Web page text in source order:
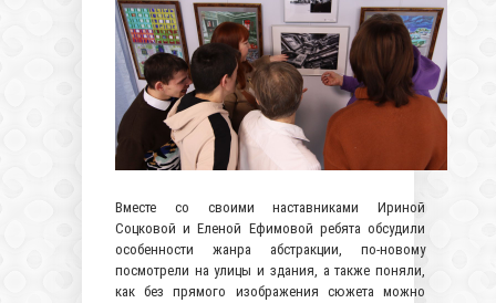
Вместе со своими наставниками Ириной
Соцковой и Еленой Ефимовой ребята обсудили
особенности жанра абстракции, по-новому
посмотрели на улицы и здания, а также поняли,
как без прямого изображения сюжета можно